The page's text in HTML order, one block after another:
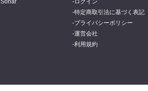
Sónar
ログイン
特定商取引法に基づく表記
プライバシーポリシー
運営会社
利用規約